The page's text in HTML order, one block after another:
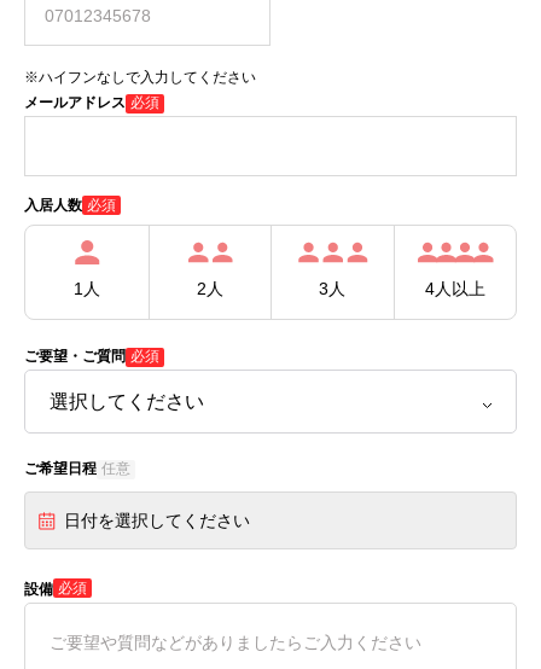
※ハイフンなしで入力してください
メールアドレス 必須
入居人数 必須
1人 2人 3人 4人以上
ご要望・ご質問 必須
ご希望日程 任意
日付を選択してください
設備 必須